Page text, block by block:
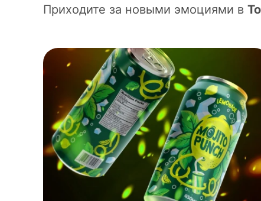
Приходите за новыми эмоциями в